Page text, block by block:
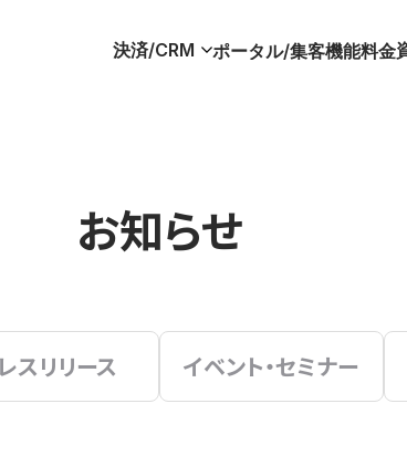
決済/CRM ポータル/集客機能料金
お知らせ
スリリース イベント・セミナー